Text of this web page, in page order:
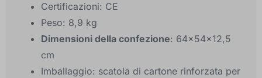
Certificazioni: CE
Peso: 8,9 kg
Dimensioni della confezione: 64x54x12,5
cm
Imballaggio: scatola di cartone rinforzata per